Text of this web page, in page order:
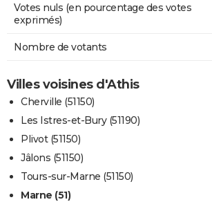
Votes nuls (en pourcentage des votes
exprimés)
Nombre de votants
Villes voisines d'Athis
Cherville (51150)
Les Istres-et-Bury (51190)
Plivot (51150)
Jâlons (51150)
Tours-sur-Marne (51150)
Marne (51)